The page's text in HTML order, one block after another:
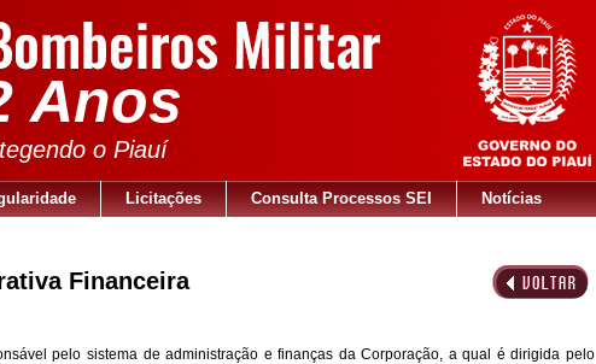
Anos
o Piauí
Licitações Consulta Processos SEI Notícias
Financeira
pelo sistema de administração e finanças da Corporação, a qual é dirigida pelo